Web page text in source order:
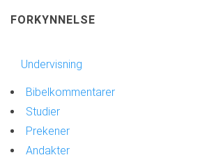
FORKYNNELSE
Undervisning
Bibelkommentarer
Studier
Prekener
Andakter